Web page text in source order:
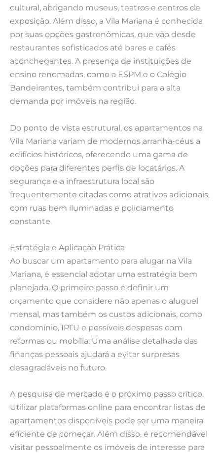
cultural, abrigando museus, teatros e centros de
exposição. Além disso, a Vila Mariana é conhecida
por suas opções gastronômicas, que vão desde
restaurantes sofisticados até bares e cafés
aconchegantes. A presença de instituições de
ensino renomadas, como a ESPM e o Colégio
Bandeirantes, também contribui para a alta
demanda por imóveis na região.
Do ponto de vista estrutural, os apartamentos na
Vila Mariana variam de modernos arranha-céus a
edifícios históricos, oferecendo uma gama de
opções para diferentes perfis de locatários. A
segurança e a infraestrutura local são
frequentemente citadas como atrativos adicionais,
com ruas bem iluminadas e policiamento
constante.
Estratégia e Aplicação Prática
Ao buscar um apartamento para alugar na Vila
Mariana, é essencial adotar uma estratégia bem
planejada. O primeiro passo é definir um
orçamento que considere não apenas o aluguel
mensal, mas também os custos adicionais, como
condomínio, IPTU e possíveis despesas com
reformas ou mobília. Uma análise detalhada das
finanças pessoais ajudará a evitar surpresas
desagradáveis no futuro.
A pesquisa de mercado é o próximo passo crítico.
Utilizar plataformas online para encontrar listas de
apartamentos disponíveis pode ser uma maneira
eficiente de começar. Além disso, é recomendável
visitar pessoalmente os imóveis de interesse para